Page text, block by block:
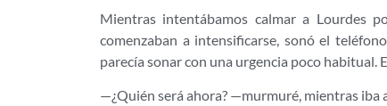
Mientras intentábamos calmar a Lourdes
comenzaban a intensificarse, sonó el
parecía sonar con una urgencia poco habitual.
—¿Quién será ahora? —murmuré, mientras iba